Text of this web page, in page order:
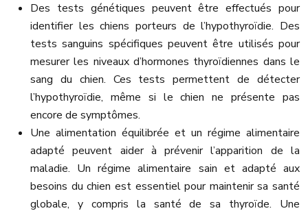
Des tests génétiques peuvent être effectués pour
identifier les chiens porteurs de l’hypothyroïdie. Des
tests sanguins spécifiques peuvent être utilisés pour
mesurer les niveaux d’hormones thyroïdiennes dans le
sang du chien. Ces tests permettent de détecter
l’hypothyroïdie, même si le chien ne présente pas
encore de symptômes.
Une alimentation équilibrée et un régime alimentaire
adapté peuvent aider à prévenir l’apparition de la
maladie. Un régime alimentaire sain et adapté aux
besoins du chien est essentiel pour maintenir sa santé
globale, y compris la santé de sa thyroïde. Une